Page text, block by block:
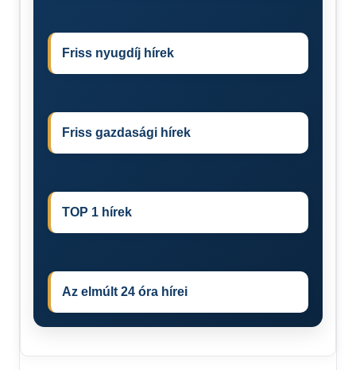
Friss nyugdíj hírek
Friss gazdasági hírek
TOP 1 hírek
Az elmúlt 24 óra hírei